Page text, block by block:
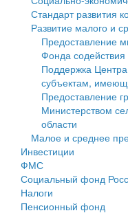
Туризм
Культура
Образование
Здравоохранение
Социальная защита
Фотоальбом
Управление
Открытые данные
Работа с
Муниципальный
Муниципальные услуги
Проекты
Антимонопольный
Противодействие
Выявление
объектов
Имущественная
среднего
Информационная
среднего
Муниципальные
Контрольно-счетная
Стандарт развития
Развитие малого и
Предоставление
Фонда
Поддержка Центра
субъектам,
Предоставление
Министерством
области
Малое и среднее
Инвестиции
ФМС
Социальный фонд
Налоги
Пенсионный фонд